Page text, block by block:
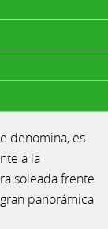
denomina, es
a la
soleada frente
panorámica